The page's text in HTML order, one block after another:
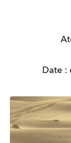
Date :